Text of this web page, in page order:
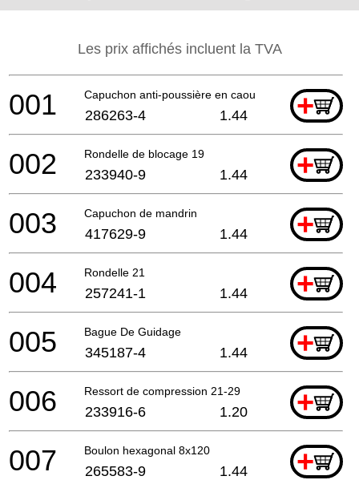
Les prix affichés incluent la TVA
Capuchon anti-poussière en caoutchouc 35+
001 286263-4 1.44
Rondelle de blocage 19 +
002 233940-9 1.44
Capuchon de mandrin +
003 417629-9 1.44
Rondelle 21 +
004 257241-1 1.44
Bague De Guidage +
005 345187-4 1.44
Ressort de compression 21-29 +
006 233916-6 1.20
Boulon hexagonal 8x120 +
007 265583-9 1.44